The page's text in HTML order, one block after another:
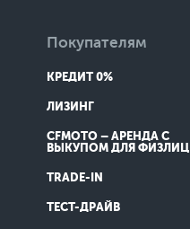
Покупателям
КРЕДИТ 0%
ЛИЗИНГ
CFMOTO – АРЕНДА С
ВЫКУПОМ ДЛЯ ФИЗЛИЦ
TRADE-IN
ТЕСТ-ДРАЙВ